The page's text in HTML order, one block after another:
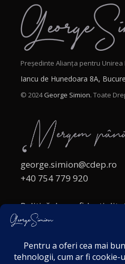
Președinte Alianța pentru Unirea
Iancu de Hunedoara 8A,
© 2024George Simion. Toate
george.simion@cdep.ro
+40 754 779 920
Politică de
Politica cookies
Acordul de markting
Disclaimer